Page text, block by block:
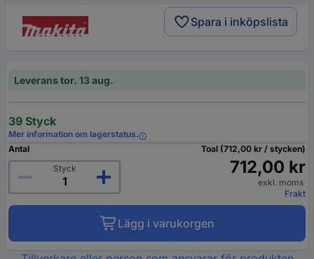
Spara i inköpslista
Leverans tor. 13 aug.
39 Styck
Mer information om lagerstatus.
Antal
Styck
Toal (712,00 kr / stycken)
712,00 kr
exkl. moms
Frakt
Lägg i varukorgen